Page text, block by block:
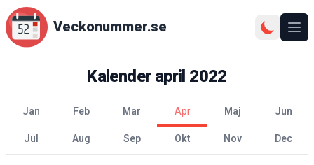
Veckonummer.se
Kalenderapril 2022
jan feb mar apr maj
jun
jul
aug sep okt nov dec